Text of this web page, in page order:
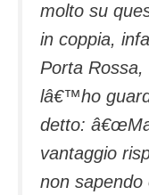
molto su
in coppia,
Porta
lâ€™ho
detto:
vantaggio
non